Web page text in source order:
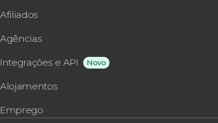
Afiliados
Agências
Integrações e API Novo
Alojamentos
Emprego